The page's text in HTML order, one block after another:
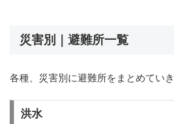
災害別｜避難所一覧
各種、災害別に避難所をまとめていき
洪水